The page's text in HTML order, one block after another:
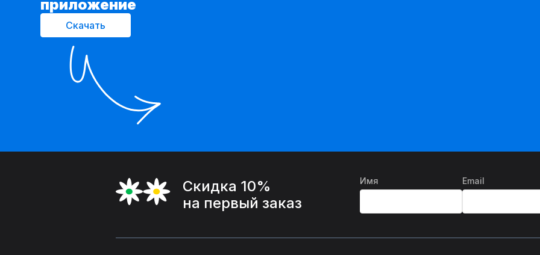
приложение
Скачать
Скидка 10%
на первый заказ
Имя Email